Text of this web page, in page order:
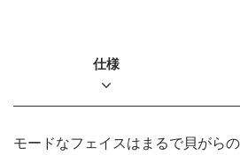
仕様
モードなフェイスはまるで貝がらの